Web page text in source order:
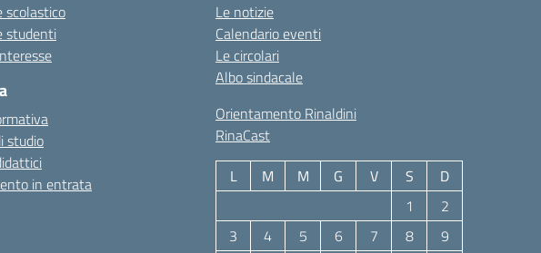
scolastico
studenti
studio
in entrata
Le notizie
Calendario eventi
Le circolari
Albo sindacale
Orientamento Rinaldini
RinaCast
L M M G V S
D
1
2
3
4 5 6 7 8
9